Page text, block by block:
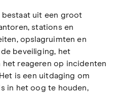
uit een groot
stations en
opslagruimten en
beveiliging, het
het reageren op incidenten
is een uitdaging om
in het oog te houden,